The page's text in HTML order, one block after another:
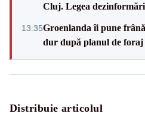
Cluj. Legea
13:35Groenlanda îi pune
dur după planul de foraj
Distribuie articolul